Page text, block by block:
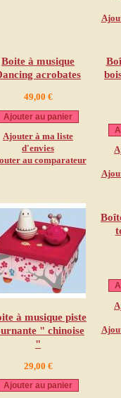
Boite à musique
acrobates
49,00 €
Ajouter au panier
Ajouter à ma liste
d'envies
au comparateur
à musique piste
" chinoise
"
29,00 €
Ajouter au panier